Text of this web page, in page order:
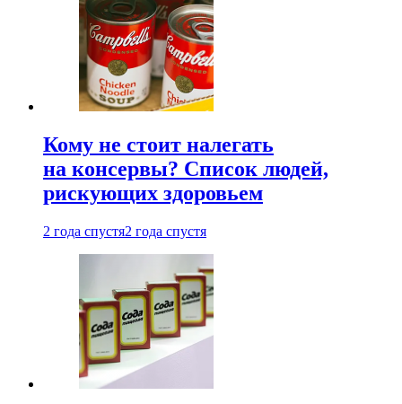
Кому не стоит налегать
на консервы? Список людей,
рискующих здоровьем
2 года спустя2 года спустя